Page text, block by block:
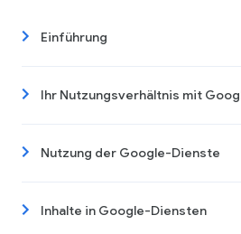
Einführung
Ihr Nutzungsverhältnis mit
Nutzung der Google-Dienste
Inhalte in Google-Diensten